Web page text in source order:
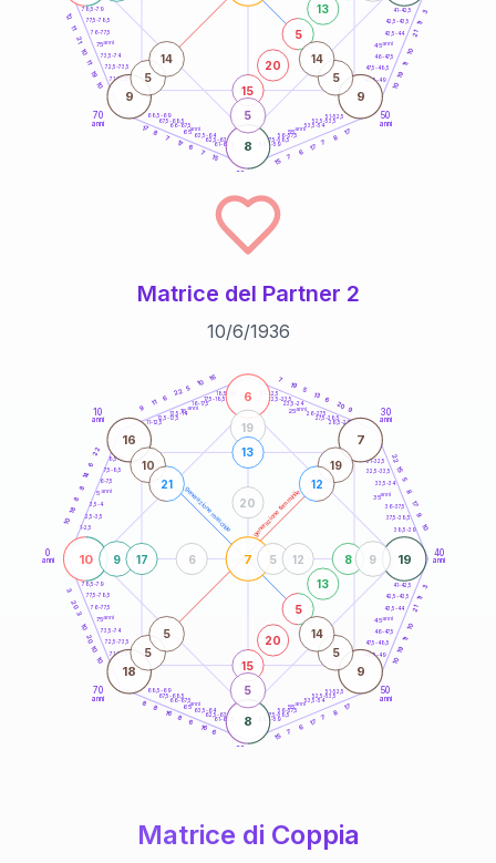
50
anni
60
70
anni
41-42,5
42,5-43,5
43,5-44
46-47,5
47,5-48,5
48,5-49
51-52,5
52,5-53,5
53,5-54
56-57,5
57,5-58,5
58,5-59
61-62,5
62,5-63,5
63,5-64
66-67,5
67,5-68,5
68,5-69
71-72,5
72,5-73,5
73,5-74
76-77,5
77,5-78,5
78,5-79
3
11
21
10
11
19
10
17
8
7
17
6
7
15
15
7
6
17
7
8
17
10
19
11
10
21
11
12
8
9 9
15
20
5
13
5
5
14
5
14
45anni
55anni
65anni
75anni
Matrice del Partner 2
10/6/1936
generazione maschile generazione femminile
0
anni
10
anni
30
anni
40
anni
50
anni
60
70
anni
1-2,5
2,5-3,5
3,5-4
6-7,5
7,5-8,5
8,5-9
11-12,5
12,5-13,5
13,5-14
16-17,5
17,5-18,5
18,5-19 21-22,5
22,5-23,5
23,5-24
26-27,5
27,5-28,5
28,5-29
31-32,5
32,5-33,5
33,5-34
36-37,5
37,5-38,5
38,5-39
41-42,5
42,5-43,5
43,5-44
46-47,5
47,5-48,5
48,5-49
51-52,5
52,5-53,5
53,5-54
56-57,5
57,5-58,5
58,5-59
61-62,5
62,5-63,5
63,5-64
66-67,5
67,5-68,5
68,5-69
71-72,5
72,5-73,5
73,5-74
76-77,5
77,5-78,5
78,5-79
10
18
8
8
14
6
22
9
11
6
22 5
10
16 7
19 5
13
6
20
9
22
15
5
8
17
9
10
3
11
21
10
11
19
10
17
8
7
17
6
7
15
6
16
6
8
16
8
8
10
10
20
10
3
20
3
10
6
19
8
7
16 7
18 9
15
20
5
13
8
9
19
9
5
17
13
5 12
6
20
10
21
19
12
5
5
5
14
5anni
15 anni 25anni
35anni
45anni
55anni
65anni
75anni
Matrice di Coppia